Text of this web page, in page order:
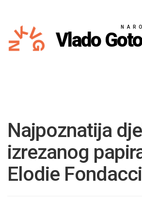
Vlado
Najpoznatija
izrezanog
Elodie